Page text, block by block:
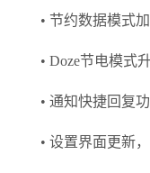
• 节约数据模式
• Doze节电模式
• 通知快捷回复
• 设置界面更新